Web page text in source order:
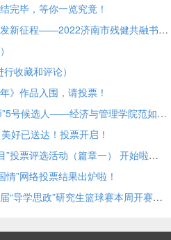
完毕，等你一览究竟！
【活动通知】学习二十大，奋发新征程——2022济南市残健共融书法美术作品展投票评选
收藏和评论）
》作品入围，请投票！
投票开始 | “我心目中的好导师”5号候选人——经济与管理学院范如国教授
好已送达！投票开启！
2022年圆梦舞蹈“最具人气节目”投票评选活动（篇章一） 开始啦
情”网络投票结果出炉啦！
微信人气奖投票！山大第十九届“导学思政”研究生篮球赛本周开赛！